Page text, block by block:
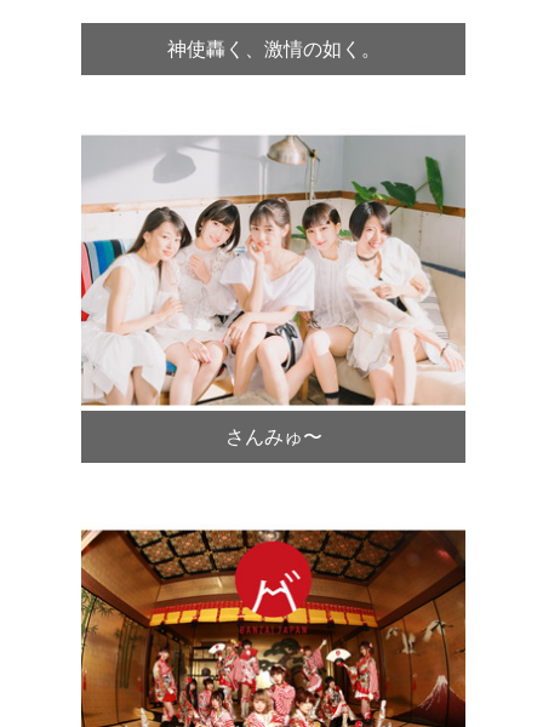
神使轟く、激情の如く。
さんみゅ〜